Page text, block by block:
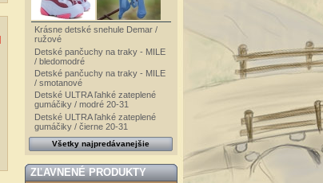
Krásne detské snehule Demar /
ružové
Detské pančuchy na traky - MILE
/ bledomodré
Detské pančuchy na traky - MILE
/ smotanové
Detské ULTRA ľahké zateplené
gumáčiky / modré 20-31
Detské ULTRA ľahké zateplené
gumáčiky / čierne 20-31
Všetky najpredávanejšie
ZĽAVNENÉ PRODUKTY